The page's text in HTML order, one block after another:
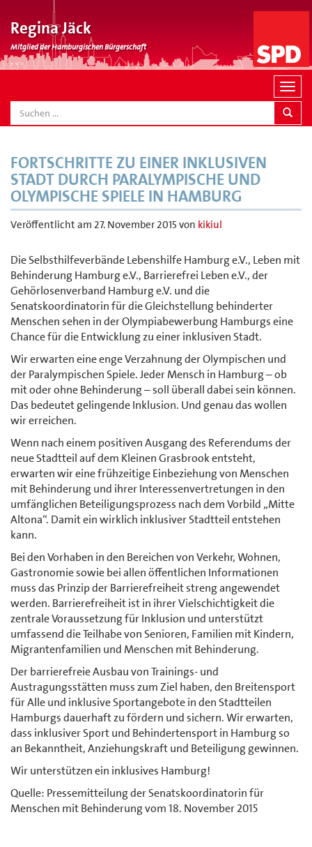
Regina Jäck
Mitglied der Hamburgischen Bürgerschaft
N
a
v
SEARCH
FORTSCHRITTE ZU EINER INKLUSIVEN
STADT DURCH PARALYMPISCHE UND
OLYMPISCHE SPIELE IN HAMBURG
Veröffentlicht am 27. November 2015 von kikiul
Die Selbsthilfeverbände Lebenshilfe Hamburg e.V., Leben mit
Behinderung Hamburg e.V., Barrierefrei Leben e.V., der
Gehörlosenverband Hamburg e.V. und die
Senatskoordinatorin für die Gleichstellung behinderter
Menschen sehen in der Olympiabewerbung Hamburgs eine
Chance für die Entwicklung zu einer inklusiven Stadt.
Wir erwarten eine enge Verzahnung der Olympischen und
der Paralympischen Spiele. Jeder Mensch in Hamburg – ob
mit oder ohne Behinderung – soll überall dabei sein können.
Das bedeutet gelingende Inklusion. Und genau das wollen
wir erreichen.
Wenn nach einem positiven Ausgang des Referendums der
neue Stadtteil auf dem Kleinen Grasbrook entsteht,
erwarten wir eine frühzeitige Einbeziehung von Menschen
mit Behinderung und ihrer Interessenvertretungen in den
umfänglichen Beteiligungsprozess nach dem Vorbild „Mitte
Altona“. Damit ein wirklich inklusiver Stadtteil entstehen
kann.
Bei den Vorhaben in den Bereichen von Verkehr, Wohnen,
Gastronomie sowie bei allen öffentlichen Informationen
muss das Prinzip der Barrierefreiheit streng angewendet
werden. Barrierefreiheit ist in ihrer Vielschichtigkeit die
zentrale Voraussetzung für Inklusion und unterstützt
umfassend die Teilhabe von Senioren, Familien mit Kindern,
Migrantenfamilien und Menschen mit Behinderung.
Der barrierefreie Ausbau von Trainings- und
Austragungsstätten muss zum Ziel haben, den Breitensport
für Alle und inklusive Sportangebote in den Stadtteilen
Hamburgs dauerhaft zu fördern und sichern. Wir erwarten,
dass inklusiver Sport und Behindertensport in Hamburg so
an Bekanntheit, Anziehungskraft und Beteiligung gewinnen.
Wir unterstützen ein inklusives Hamburg!
Quelle: Pressemitteilung der Senatskoordinatorin für
Menschen mit Behinderung vom 18. November 2015